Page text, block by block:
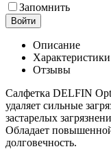
Запомнить
Войти
Описание
Характеристики
Отзывы
Салфетка DELFIN
удаляет сильные
застарелых
Обладает
долговечность.